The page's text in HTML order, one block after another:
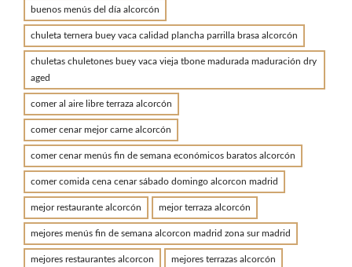
buenos menús del día alcorcón
chuleta ternera buey vaca calidad plancha parrilla brasa alcorcón
chuletas chuletones buey vaca vieja tbone madurada maduración dry
aged
comer al aire libre terraza alcorcón
comer cenar mejor carne alcorcón
comer cenar menús fin de semana económicos baratos alcorcón
comer comida cena cenar sábado domingo alcorcon madrid
mejor restaurante alcorcón mejor terraza alcorcón
mejores menús fin de semana alcorcon madrid zona sur madrid
mejores restaurantes alcorcon mejores terrazas alcorcón